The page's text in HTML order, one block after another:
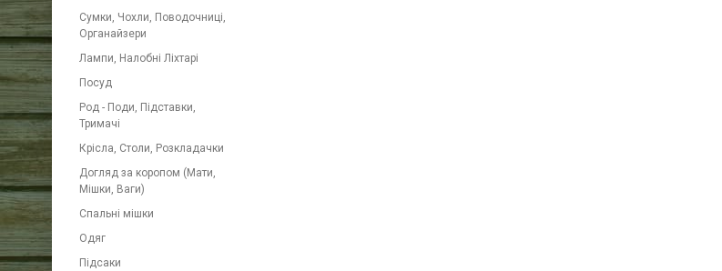
Сумки, Чохли, Поводочниці,
Органайзери
Лампи, Налобні Ліхтарі
Посуд
Род - Поди, Підставки,
Тримачі
Крісла, Столи, Розкладачки
Догляд за коропом (Мати,
Мішки, Ваги)
Спальні мішки
Одяг
Підсаки